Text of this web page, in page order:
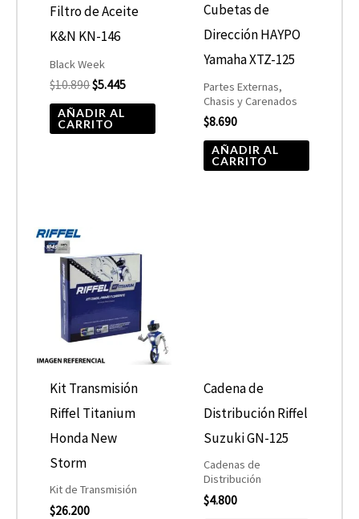
Filtro de Aceite
K&N KN-146
Black Week
$10.890$5.445
AÑADIR AL
CARRITO
Cubetas de
Dirección HAYPO
Yamaha XTZ-125
Partes Externas,
Chasis y Carenados
$8.690
AÑADIR AL
CARRITO
Kit Transmisión
Riffel Titanium
Honda New
Storm
Kit de Transmisión
$26.200
Cadena de
Distribución Riffel
Suzuki GN-125
Cadenas de
Distribución
$4.800